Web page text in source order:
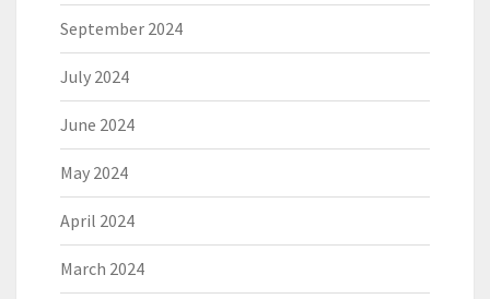
September 2024
July 2024
June 2024
May 2024
April 2024
March 2024